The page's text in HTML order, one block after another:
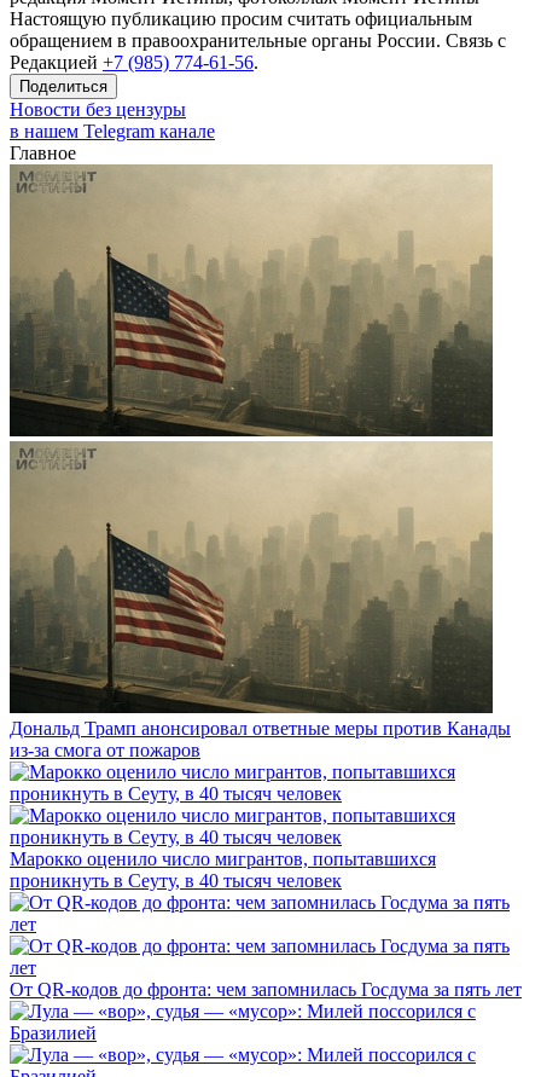
Настоящую публикацию просим считать официальным
обращением в правоохранительные органы России. Связь с
Редакцией +7 (985) 774-61-56.
Поделиться
Новости без цензуры
в нашем Telegram канале
Главное
Дональд Трамп анонсировал ответные меры против Канады
из-за смога от пожаров
Марокко оценило число мигрантов, попытавшихся
проникнуть в Сеуту, в 40 тысяч человек
От QR-кодов до фронта: чем запомнилась Госдума за пять лет